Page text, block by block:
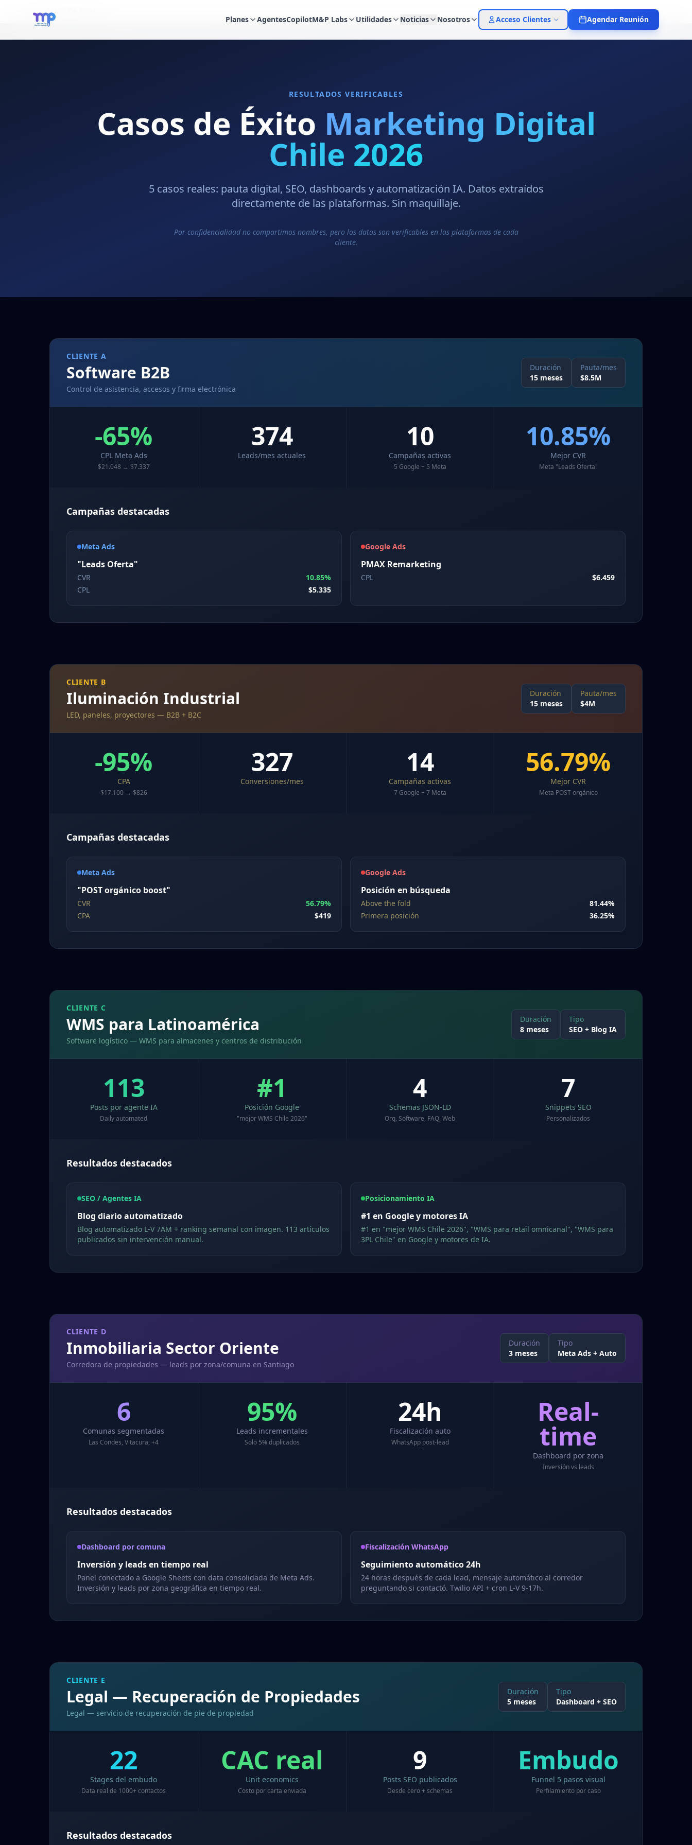
Casos De Exito
Planes
AgentesCopilotM&P Labs Utilidades Noticias Nosotros Acceso Clientes Agendar Reunión
RESULTADOS VERIFICABLES
Casos de Éxito Marketing Digital
Chile 2026
5 casos reales: pauta digital, SEO, dashboards y automatización IA. Datos extraídos
directamente de las plataformas. Sin maquillaje.
Por confidencialidad no compartimos nombres, pero los datos son verificables en las plataformas de cada
cliente.
CLIENTE A
Software B2B
Control de asistencia, accesos y firma electrónica
Duración
15 meses
Pauta/mes
$8.5M
-65%
CPL Meta Ads
$21.048 → $7.337
374
Leads/mes actuales
10
Campañas activas
5 Google + 5 Meta
10.85%
Mejor CVR
Meta "Leads Oferta"
Campañas destacadas
Meta Ads
"Leads Oferta"
CVR
10.85%
CPL
$5.335
Google Ads
PMAX Remarketing
CPL $6.459
CLIENTE B
Iluminación Industrial
LED, paneles, proyectores — B2B + B2C
Duración
15 meses
Pauta/mes
$4M
-95%
CPA
$17.100 → $826
327
Conversiones/mes
14
Campañas activas
7 Google + 7 Meta
56.79%
Mejor CVR
Meta POST orgánico
Campañas destacadas
Meta Ads
"POST orgánico boost"
CVR
56.79%
CPA
$419
Google Ads
Posición en búsqueda
Above the fold
81.44%
Primera posición
36.25%
CLIENTE C
WMS para Latinoamérica
Software logístico — WMS para almacenes y centros de distribución
Duración
8 meses
Tipo
SEO + Blog IA
113
Posts por agente IA
Daily automated
#1
Posición Google
"mejor WMS Chile 2026"
4
Schemas JSON-LD
Org, Software, FAQ, Web
7
Snippets SEO
Personalizados
Resultados destacados
SEO / Agentes IA
Blog diario automatizado
Blog automatizado L-V 7AM + ranking semanal con imagen. 113 artículos
publicados sin intervención manual.
Posicionamiento IA
#1 en Google y motores IA
#1 en "mejor WMS Chile 2026", "WMS para retail omnicanal", "WMS para
3PL Chile" en Google y motores de IA.
CLIENTE D
Inmobiliaria Sector Oriente
Corredora de propiedades — leads por zona/comuna en Santiago
Duración
3 meses
Tipo
Meta Ads + Auto
6
Comunas segmentadas
Las Condes, Vitacura, +4
95%
Leads incrementales
Solo 5% duplicados
24h
Fiscalización auto
WhatsApp post-lead
Real-
time
Dashboard por zona
Inversión vs leads
Resultados destacados
Dashboard por comuna
Inversión y leads en tiempo real
Panel conectado a Google Sheets con data consolidada de Meta Ads.
Inversión y leads por zona geográfica en tiempo real.
Fiscalización WhatsApp
Seguimiento automático 24h
24 horas después de cada lead, mensaje automático al corredor
preguntando si contactó. Twilio API + cron L-V 9-17h.
CLIENTE E
Legal — Recuperación de Propiedades
Legal — servicio de recuperación de pie de propiedad
Duración
5 meses
Tipo
Dashboard + SEO
22
Stages del embudo
Data real de 1000+ contactos
CAC real
Unit economics
Costo por carta enviada
9
Posts SEO publicados
Desde cero + schemas
Embudo
Funnel 5 pasos visual
Perfilamiento por caso
Resultados destacados